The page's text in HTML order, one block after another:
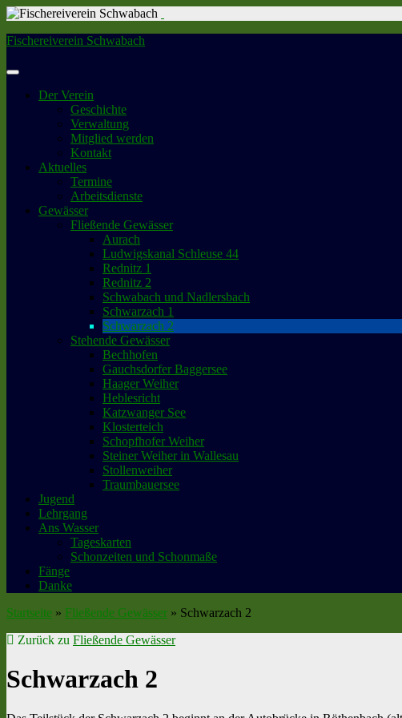
Fischereiverein Schwabach
Der Verein
Geschichte
Verwaltung
Mitglied werden
Kontakt
Aktuelles
Termine
Arbeitsdienste
Gewässer
Fließende Gewässer
Aurach
Ludwigskanal Schleuse 44
Rednitz 1
Rednitz 2
Schwabach und Nadlersbach
Schwarzach 1
Schwarzach 2
Stehende Gewässer
Bechhofen
Gauchsdorfer Baggersee
Haager Weiher
Heblesricht
Katzwanger See
Klosterteich
Schopfhofer Weiher
Steiner Weiher in Wallesau
Stollenweiher
Traumbauersee
Jugend
Lehrgang
Ans Wasser
Tageskarten
Schonzeiten und Schonmaße
Fänge
Danke
Startseite » Fließende Gewässer » Schwarzach 2
Zurück zu Fließende Gewässer
Schwarzach 2